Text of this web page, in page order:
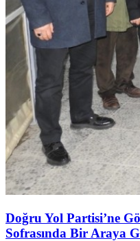
Doğru Yol Partisi’ne
Sofrasında Bir Araya